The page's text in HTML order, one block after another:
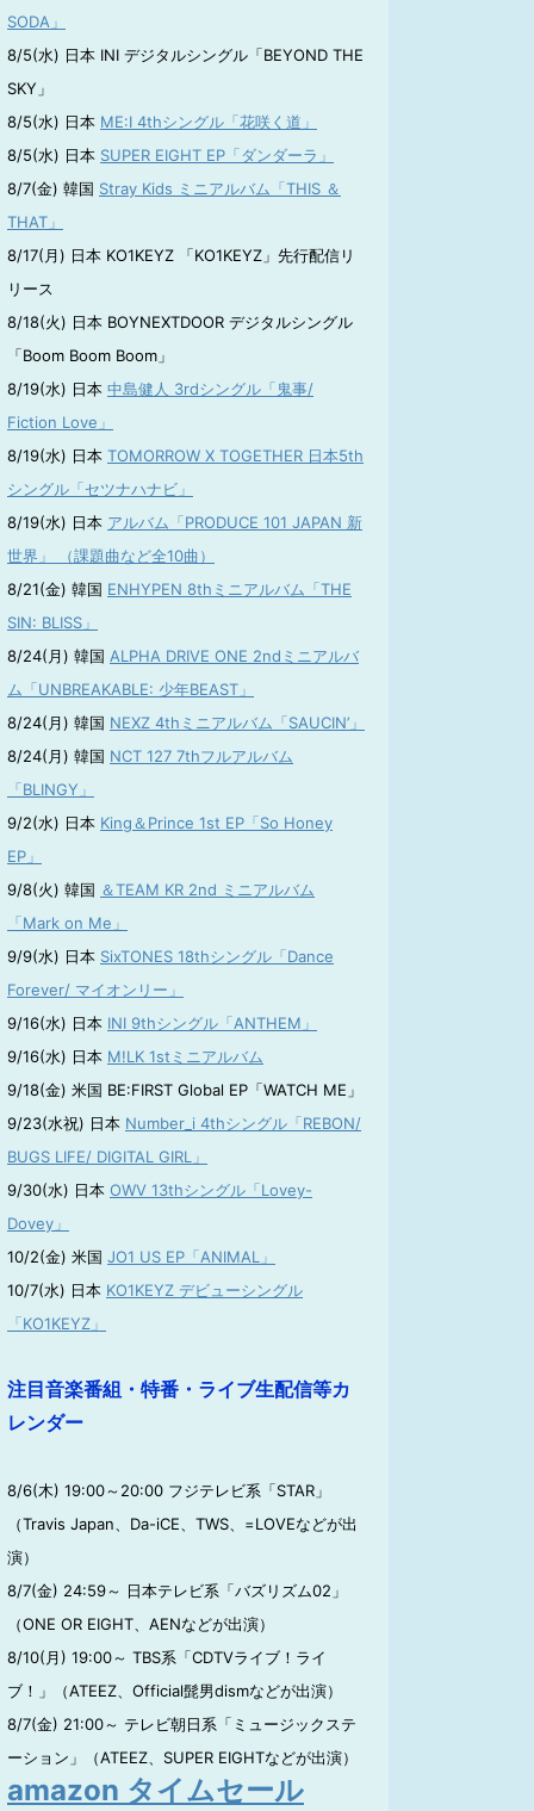
SODA」
8/5(水) 日本 INI デジタルシングル「BEYOND THE
SKY」
8/5(水) 日本 ME:I 4thシングル「花咲く道」
8/5(水) 日本 SUPER EIGHT EP「ダンダーラ」
8/7(金) 韓国 Stray Kids ミニアルバム「THIS ＆
THAT」
8/17(月) 日本 KO1KEYZ 「KO1KEYZ」先行配信リ
リース
8/18(火) 日本 BOYNEXTDOOR デジタルシングル
「Boom Boom Boom」
8/19(水) 日本 中島健人 3rdシングル「鬼事/
Fiction Love」
8/19(水) 日本 TOMORROW X TOGETHER 日本5th
シングル「セツナハナビ」
8/19(水) 日本 アルバム「PRODUCE 101 JAPAN 新
世界」 （課題曲など全10曲）
8/21(金) 韓国 ENHYPEN 8thミニアルバム「THE
SIN: BLISS」
8/24(月) 韓国 ALPHA DRIVE ONE 2ndミニアルバ
ム「UNBREAKABLE: 少年BEAST」
8/24(月) 韓国 NEXZ 4thミニアルバム「SAUCIN’」
8/24(月) 韓国 NCT 127 7thフルアルバム
「BLINGY」
9/2(水) 日本 King＆Prince 1st EP「So Honey
EP」
9/8(火) 韓国 ＆TEAM KR 2nd ミニアルバム
「Mark on Me」
9/9(水) 日本 SixTONES 18thシングル「Dance
Forever/ マイオンリー」
9/16(水) 日本 INI 9thシングル「ANTHEM」
9/16(水) 日本 M!LK 1stミニアルバム
9/18(金) 米国 BE:FIRST Global EP「WATCH ME」
9/23(水祝) 日本 Number_i 4thシングル「REBON/
BUGS LIFE/ DIGITAL GIRL」
9/30(水) 日本 OWV 13thシングル「Lovey-
Dovey」
10/2(金) 米国 JO1 US EP「ANIMAL」
10/7(水) 日本 KO1KEYZ デビューシングル
「KO1KEYZ」
注目音楽番組・特番・ライブ生配信等カ
レンダー
8/6(木) 19:00～20:00 フジテレビ系「STAR」
（Travis Japan、Da-iCE、TWS、=LOVEなどが出
演）
8/7(金) 24:59～ 日本テレビ系「バズリズム02」
（ONE OR EIGHT、AENなどが出演）
8/10(月) 19:00～ TBS系「CDTVライブ！ライ
ブ！」（ATEEZ、Official髭男dismなどが出演）
8/7(金) 21:00～ テレビ朝日系「ミュージックステ
ーション」（ATEEZ、SUPER EIGHTなどが出演）
amazon タイムセール